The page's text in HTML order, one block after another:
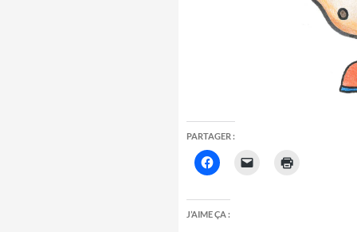
PARTAGER :
J’AIME ÇA :